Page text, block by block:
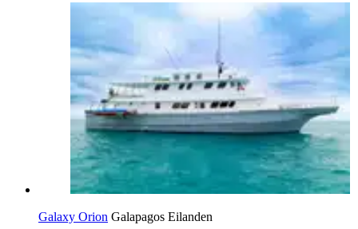
Galaxy Orion Galapagos Eilanden